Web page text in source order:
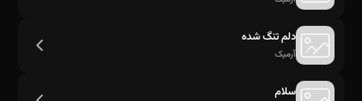
دلم تنگ شده
آرمیک
سلام